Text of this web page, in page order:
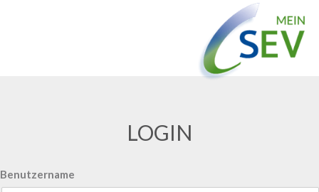
LOGIN
Benutzername